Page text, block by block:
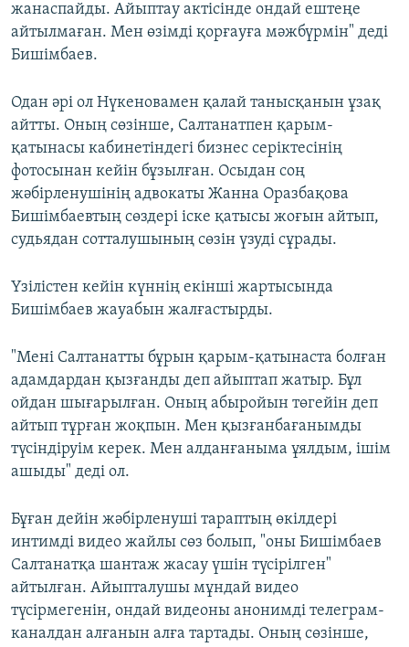
жанаспайды. Айыптау актісінде ондай ештеңе
айтылмаған. Мен өзімді қорғауға мәжбүрмін" деді
Бишімбаев.
Одан әрі ол Нүкеновамен қалай танысқанын ұзақ
айтты. Оның сөзінше, Салтанатпен қарым-
қатынасы кабинетіндегі бизнес серіктесінің
фотосынан кейін бұзылған. Осыдан соң
жәбірленушінің адвокаты Жанна Оразбақова
Бишімбаевтың сөздері іске қатысы жоғын айтып,
судьядан сотталушының сөзін үзуді сұрады.
Үзілістен кейін күннің екінші жартысында
Бишімбаев жауабын жалғастырды.
"Мені Салтанатты бұрын қарым-қатынаста болған
адамдардан қызғанды деп айыптап жатыр. Бұл
ойдан шығарылған. Оның абыройын төгейін деп
айтып тұрған жоқпын. Мен қызғанбағанымды
түсіндіруім керек. Мен алданғаныма ұялдым, ішім
ашыды" деді ол.
Бұған дейін жәбірленуші тараптың өкілдері
интимді видео жайлы сөз болып, "оны Бишімбаев
Салтанатқа шантаж жасау үшін түсірілген"
айтылған. Айыпталушы мұндай видео
түсірмегенін, ондай видеоны анонимді телеграм-
каналдан алғанын алға тартады. Оның сөзінше,